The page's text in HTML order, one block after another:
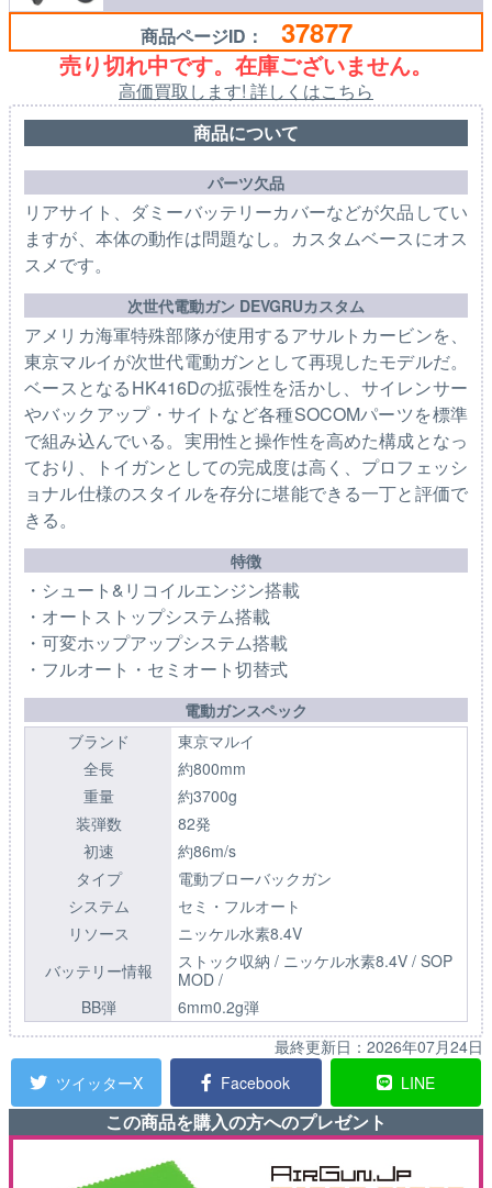
商品ページID： 37877
売り切れ中です。在庫ございません。
高価買取します! 詳しくはこちら
商品について
パーツ欠品
リアサイト、ダミーバッテリーカバーなどが欠品してい
ますが、本体の動作は問題なし。カスタムベースにオス
スメです。
次世代電動ガン DEVGRUカスタム
アメリカ海軍特殊部隊が使用するアサルトカービンを、
東京マルイが次世代電動ガンとして再現したモデルだ。
ベースとなるHK416Dの拡張性を活かし、サイレンサー
やバックアップ・サイトなど各種SOCOMパーツを標準
で組み込んでいる。実用性と操作性を高めた構成となっ
ており、トイガンとしての完成度は高く、プロフェッシ
ョナル仕様のスタイルを存分に堪能できる一丁と評価で
きる。
特徴
・シュート&リコイルエンジン搭載
・オートストップシステム搭載
・可変ホップアップシステム搭載
・フルオート・セミオート切替式
電動ガンスペック
ブランド
東京マルイ
全長
約800mm
重量
約3700g
装弾数
82発
初速
約86m/s
タイプ
電動ブローバックガン
システム
セミ・フルオート
リソース
ニッケル水素8.4V
バッテリー情報
ストック収納 / ニッケル水素8.4V / SOP
MOD /
BB弾
6mm0.2g弾
最終更新日： 2026年07月24日
ツイッターX
Facebook LINE
この商品を購入の方へのプレゼント